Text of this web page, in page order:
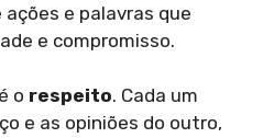
e palavras que
e compromisso.
o respeito. Cada um
e as opiniões do outro,